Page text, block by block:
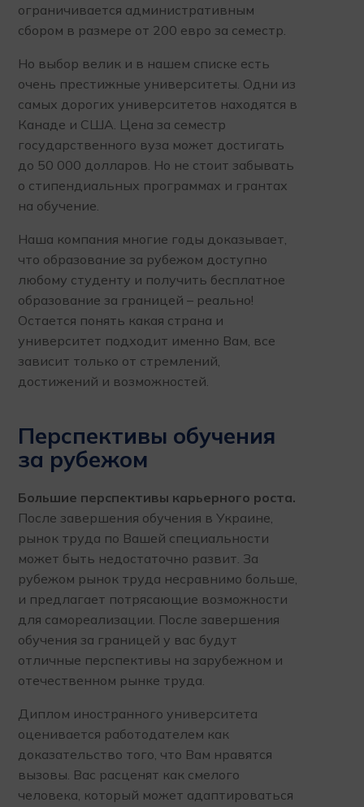
ограничивается административным
сбором в размере от 200 евро за семестр.
Но выбор велик и в нашем списке есть
очень престижные университеты. Одни из
самых дорогих университетов находятся в
Канаде и США. Цена за семестр
государственного вуза может достигать
до 50 000 долларов. Но не стоит забывать
о стипендиальных программах и грантах
на обучение.
Наша компания многие годы доказывает,
что образование за рубежом доступно
любому студенту и получить бесплатное
образование за границей – реально!
Остается понять какая страна и
университет подходит именно Вам, все
зависит только от стремлений,
достижений и возможностей.
Перспективы обучения
за рубежом
Большие перспективы карьерного роста.
После завершения обучения в Украине,
рынок труда по Вашей специальности
может быть недостаточно развит. За
рубежом рынок труда несравнимо больше,
и предлагает потрясающие возможности
для самореализации. После завершения
обучения за границей у вас будут
отличные перспективы на зарубежном и
отечественном рынке труда.
Диплом иностранного университета
оценивается работодателем как
доказательство того, что Вам нравятся
вызовы. Вас расценят как смелого
человека, который может адаптироваться